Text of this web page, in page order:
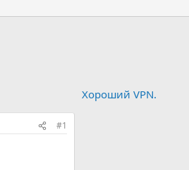
#1
Хороший VPN.